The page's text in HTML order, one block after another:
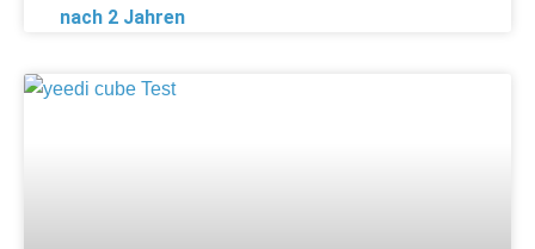
nach 2 Jahren